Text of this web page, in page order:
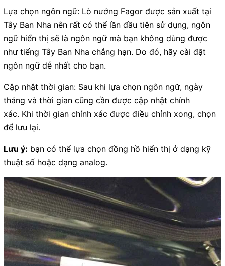
Lựa chọn ngôn ngữ: Lò nướng Fagor được sản xuất tại
Tây Ban Nha nên rất có thể lần đầu tiên sử dụng, ngôn
ngữ hiển thị sẽ là ngôn ngữ mà bạn không dùng được
như tiếng Tây Ban Nha chẳng hạn. Do đó, hãy cài đặt
ngôn ngữ dễ nhất cho bạn.
Cập nhật thời gian: Sau khi lựa chọn ngôn ngữ, ngày
tháng và thời gian cũng cần được cập nhật chính
xác. Khi thời gian chính xác được điều chỉnh xong, chọn
để lưu lại.
Lưu ý: bạn có thể lựa chọn đồng hồ hiển thị ở dạng kỹ
thuật số hoặc dạng analog.